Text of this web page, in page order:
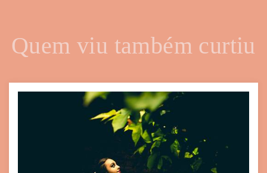
Quem viu também curtiu